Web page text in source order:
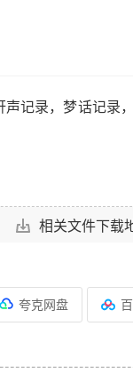
记录，梦话记录
相关文件下载
夸克网盘